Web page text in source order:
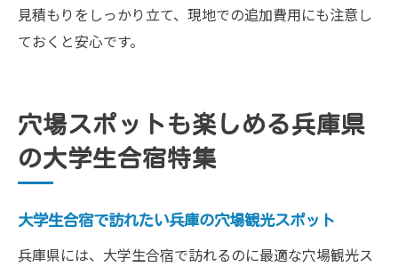
見積もりをしっかり立て、現地での追加費用にも注意し
ておくと安心です。
穴場スポットも楽しめる兵庫県
の大学生合宿特集
大学生合宿で訪れたい兵庫の穴場観光スポット
兵庫県には、大学生合宿で訪れるのに最適な穴場観光ス